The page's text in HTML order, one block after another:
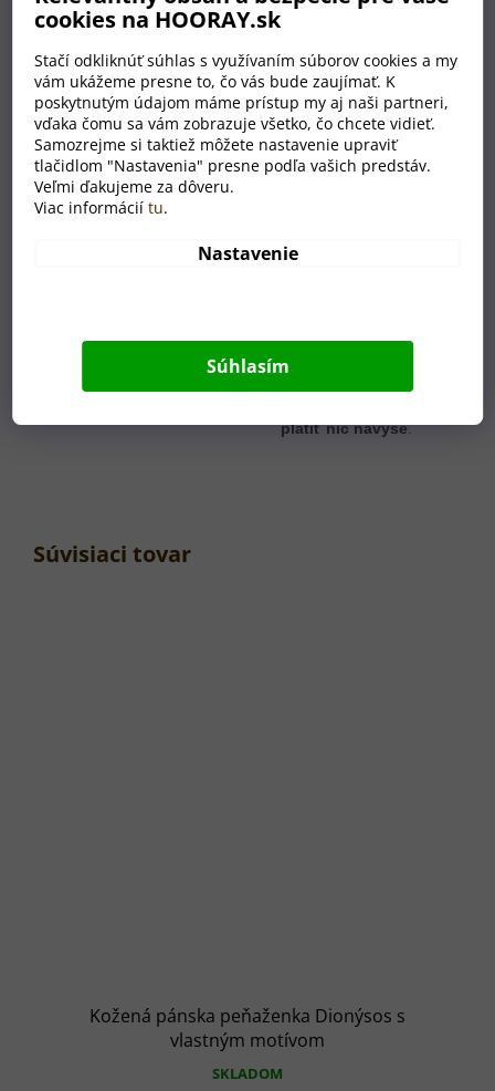
cookies na HOORAY.sk
Stačí odkliknúť súhlas s využívaním súborov cookies a my
vám ukážeme presne to, čo vás bude zaujímať. K
poskytnutým údajom máme prístup my aj naši partneri,
vďaka čomu sa vám zobrazuje všetko, čo chcete vidieť.
Samozrejme si taktiež môžete nastavenie upraviť
tlačidlom "Nastavenia" presne podľa vašich predstáv.
Veľmi ďakujeme za dôveru.
Viac informáciítu.
Nastavenie
Súhlasím
Súvisiaci tovar
Kožená pánska peňaženka Dionýsos s
vlastným motívom
SKLADOM
Dostatok miesta na váš
motív
Peňaženka je dostatočne
veľká na to, aby sme do
objednávke. Môže ísť o
iba na vás.
je zahrnuté
platiť nič navyše.